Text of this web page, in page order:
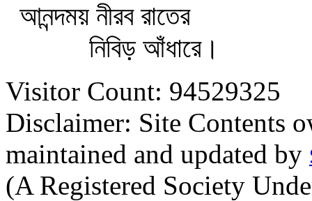
আনন্দময় নীরব রাতের
নিবিড় আঁধারে।
Visitor Count: 94529325
Disclaimer: Site Contents
maintained and updated by
(A Registered Society